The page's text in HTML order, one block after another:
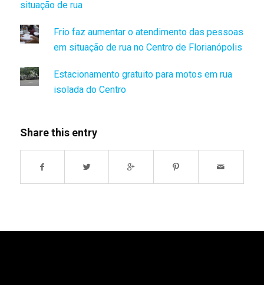
situação de rua
Frio faz aumentar o atendimento das pessoas
em situação de rua no Centro de Florianópolis
Estacionamento gratuito para motos em rua
isolada do Centro
Share this entry